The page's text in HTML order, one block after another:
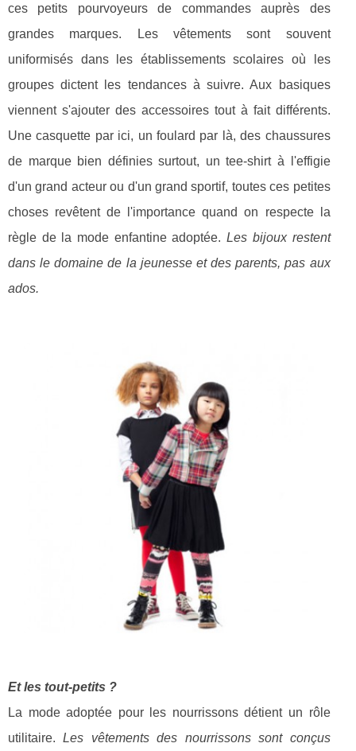
ces petits pourvoyeurs de commandes auprès des
grandes marques. Les vêtements sont souvent
uniformisés dans les établissements scolaires où les
groupes dictent les tendances à suivre. Aux basiques
viennent s'ajouter des accessoires tout à fait différents.
Une casquette par ici, un foulard par là, des chaussures
de marque bien définies surtout, un tee-shirt à l'effigie
d'un grand acteur ou d'un grand sportif, toutes ces petites
choses revêtent de l'importance quand on respecte la
règle de la mode enfantine adoptée.Les bijoux restent
dans le domaine de la jeunesse et des parents, pas aux
ados.
Et les tout-petits ?
La mode adoptée pour les nourrissons détient un rôle
utilitaire.Les vêtements des nourrissons sont conçus